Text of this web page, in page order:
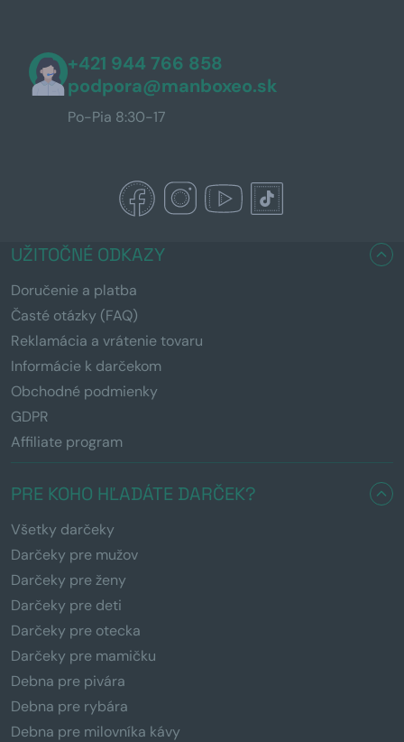
+421 944 766 858
podpora@manboxeo.sk
Po-Pia 8:30-17
UŽITOČNÉ ODKAZY
Doručenie a platba
Časté otázky (FAQ)
Reklamácia a vrátenie tovaru
Informácie k darčekom
Obchodné podmienky
GDPR
Affiliate program
PRE KOHO HĽADÁTE DARČEK?
Všetky darčeky
Darčeky pre mužov
Darčeky pre ženy
Darčeky pre deti
Darčeky pre otecka
Darčeky pre mamičku
Debna pre pivára
Debna pre rybára
Debna pre milovníka kávy